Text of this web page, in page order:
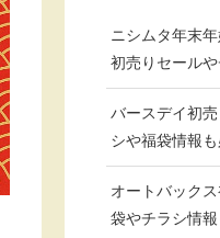
ニシムタ年末
初売りセールや
バースデイ初
シや福袋情報も
オートバック
袋やチラシ情報